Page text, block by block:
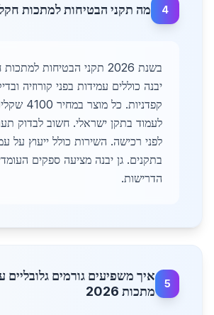
4 מה תקני הבטיחות למתכות
בשנת 2026 תקני הבטיחות
יבנה כוללים עמידות בפני קורוזיה
קפדניות. כל
לעמוד בתקן ישראלי. חשוב לבדוק
לפני רכישה. השירות כולל ייעוץ על
בתקנים. גן יבנה מציעה ספקים
הדרישות.
5
איך משפיעים גורמים גלובליים
מתכות 2026